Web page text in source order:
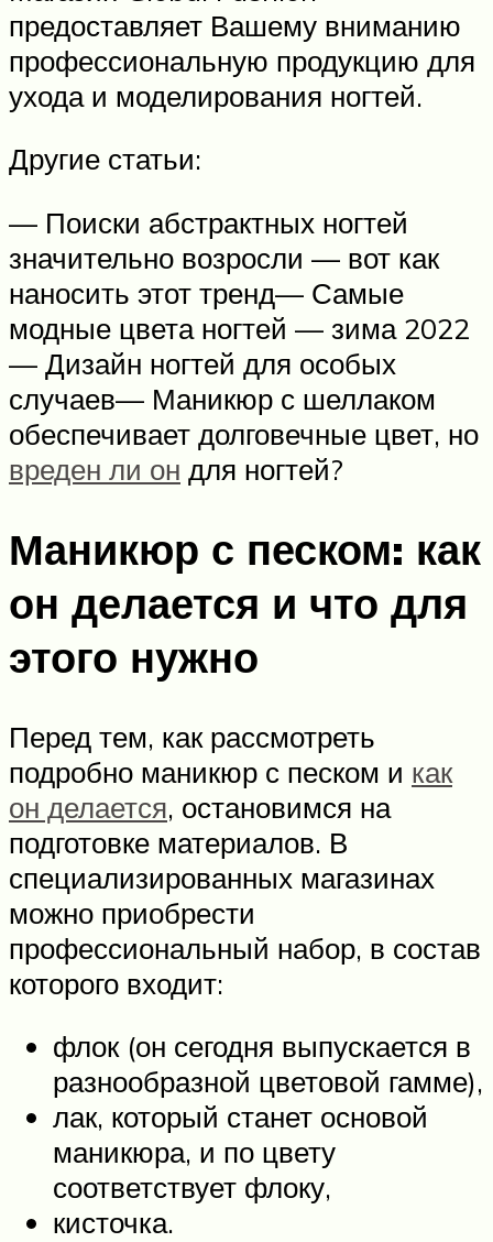
предоставляет Вашему вниманию
профессиональную продукцию для
ухода и моделирования ногтей.
Другие статьи:
— Поиски абстрактных ногтей
значительно возросли — вот как
наносить этот тренд— Самые
модные цвета ногтей — зима 2022
— Дизайн ногтей для особых
случаев— Маникюр с шеллаком
обеспечивает долговечные цвет, но
вреден ли он для ногтей?
Маникюр с песком: как
он делается и что для
этого нужно
Перед тем, как рассмотреть
подробно маникюр с песком и как
он делается, остановимся на
подготовке материалов. В
специализированных магазинах
можно приобрести
профессиональный набор, в состав
которого входит:
флок (он сегодня выпускается в
разнообразной цветовой гамме),
лак, который станет основой
маникюра, и по цвету
соответствует флоку,
кисточка.